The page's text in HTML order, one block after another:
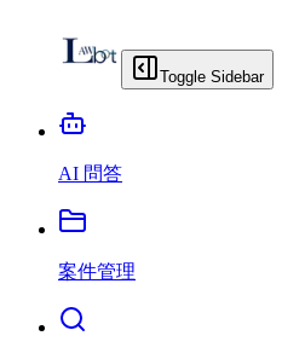
Toggle Sidebar
AI 問答
案件管理